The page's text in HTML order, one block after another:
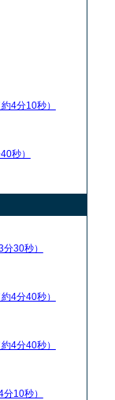
約4分10秒）
秒）
分30秒）
約4分40秒）
約4分40秒）
分10秒）